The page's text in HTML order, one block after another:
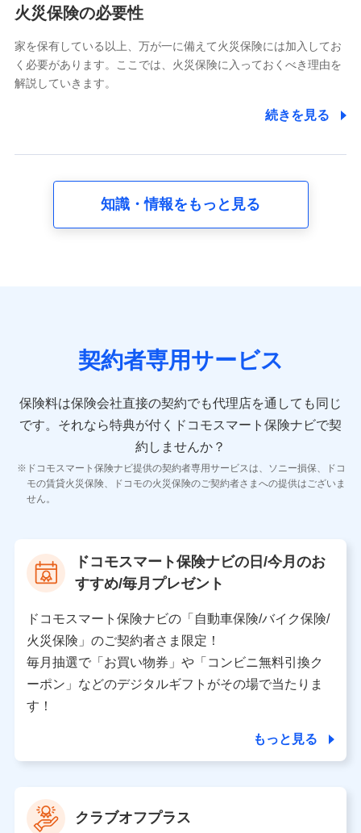
電話対応の品質向上およびお問合せ内容の正確な把握のため
6.採用応募者の個人情報
採用選考および入社手続を実施するため
8.取引先個人情報
取引先としての選定業務、営業情報の提供業務、契約締結手
10.受託業務の 個人情報
11.マイカー通勤管理クラウド並びに法人向けASPサー
ビスに関してのお問い合わせ情報
各種お問い合わせに対応するため
当社のサービスに関する情報提供や、皆様に有用なお知らせ
をお送りするため
当社の対応品質向上やお問い合わせ内容の正確な把握のため
個人情報保護管理者の職名、連絡先
〒103-0013 東京都中央区日本橋人形町2-14-10 アー
バンネット日本橋ビル 3F
株式会社ドコモ・インシュアランス
個人情報の第三者提供について
当社は利用目的の達成に必要な範囲内において個人情報
の取り扱いの全部または一部を委託する場合がありま
火災保険の必要性
家を保有している以上、万が一に備えて火災保険には加入してお
く必要があります。ここでは、火災保険に入っておくべき理由を
解説していきます。
続きを見る
知識・情報をもっと見る
契約者専用サービス
保険料は保険会社直接の契約でも代理店を通しても同じ
です。 それなら特典が付くドコモスマート保険ナビで契
約しませんか？
ドコモスマート保険ナビ提供の契約者専用サービスは、ソニー損保、ドコ
モの賃貸火災保険、ドコモの火災保険のご契約者さまへの提供はございま
せん。
ドコモスマート保険ナビの日/今月のお
すすめ/毎月プレゼント
ドコモスマート保険ナビの「自動車保険/バイク保険/
火災保険」のご契約者さま限定！
毎月抽選で「お買い物券」や「コンビニ無料引換ク
ーポン」などのデジタルギフトがその場で当たりま
す！
もっと見る
クラブオフプラス